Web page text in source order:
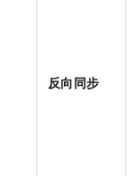
反向同步